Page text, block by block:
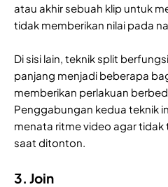
atau akhir sebuah klip untuk
tidak memberikan nilai pada
Di sisi lain, teknik split
panjang menjadi beberapa
memberikan perlakuan
Penggabungan kedua teknik
menata ritme video agar
saat ditonton.
3. Join